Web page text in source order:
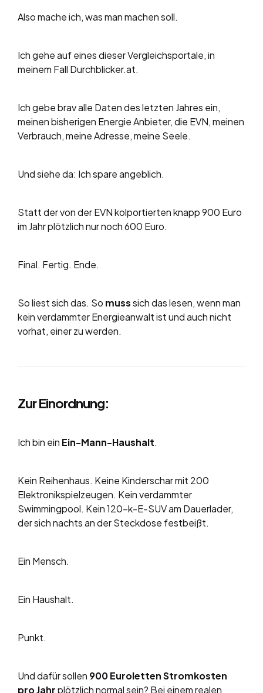
Also mache ich, was man machen soll.
Ich gehe auf eines dieser Vergleichsportale, in
meinem Fall Durchblicker.at.
Ich gebe brav alle Daten des letzten Jahres ein,
meinen bisherigen Energie Anbieter, die EVN, meinen
Verbrauch, meine Adresse, meine Seele.
Und siehe da: Ich spare angeblich.
Statt der von der EVN kolportierten knapp 900 Euro
im Jahr plötzlich nur noch 600 Euro.
Final. Fertig. Ende.
So liest sich das. So musssich das lesen, wenn man
kein verdammter Energieanwalt ist und auch nicht
vorhat, einer zu werden.
Zur Einordnung:
Ich bin ein Ein-Mann-Haushalt.
Kein Reihenhaus. Keine Kinderschar mit 200
Elektronikspielzeugen. Kein verdammter
Swimmingpool. Kein 120-k-E-SUV am Dauerlader,
der sich nachts an der Steckdose festbeißt.
Ein Mensch.
Ein Haushalt.
Punkt.
Und dafür sollen 900 Euroletten Stromkosten
pro Jahrplötzlich normal sein? Bei einem realen